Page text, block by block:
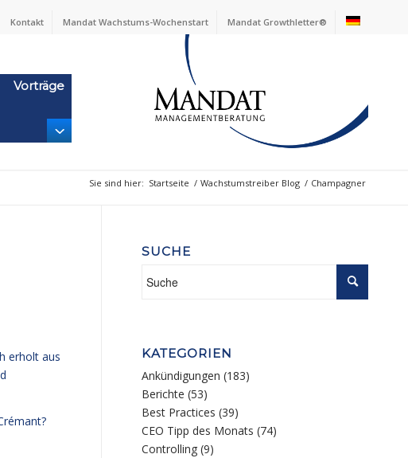
Kontakt Mandat Wachstums-Wochenstart Mandat Growthletter®
Vorträge
Sie sind hier: Startseite / Wachstumstreiber Blog / Champagner
erholt aus
SUCHE
KATEGORIEN
Ankündigungen (183)
Berichte (53)
Best Practices (39)
CEO Tipp des Monats (74)
Controlling (9)